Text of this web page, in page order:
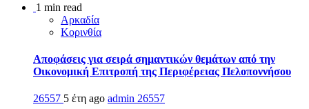
1 min read
Αρκαδία
Κορινθία
Αποφάσεις για σειρά σημαντικών θεμάτων από την
Οικονομική Επιτροπή της Περιφέρειας Πελοποννήσου
26557 5 έτη ago admin 26557